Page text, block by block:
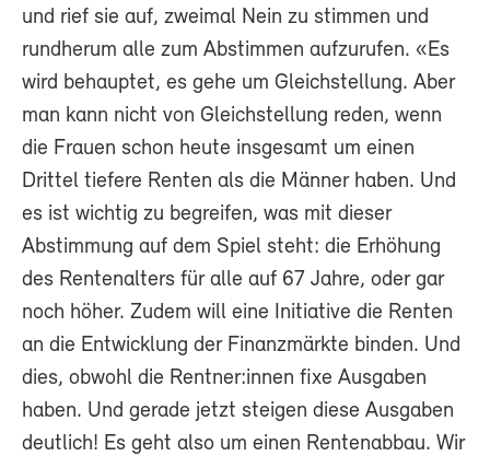
und rief sie auf, zweimal Nein zu stimmen und
rundherum alle zum Abstimmen aufzurufen. «Es
wird behauptet, es gehe um Gleichstellung. Aber
man kann nicht von Gleichstellung reden, wenn
die Frauen schon heute insgesamt um einen
Drittel tiefere Renten als die Männer haben. Und
es ist wichtig zu begreifen, was mit dieser
Abstimmung auf dem Spiel steht: die Erhöhung
des Rentenalters für alle auf 67 Jahre, oder gar
noch höher. Zudem will eine Initiative die Renten
an die Entwicklung der Finanzmärkte binden. Und
dies, obwohl die Rentner:innen fixe Ausgaben
haben. Und gerade jetzt steigen diese Ausgaben
deutlich! Es geht also um einen Rentenabbau. Wir